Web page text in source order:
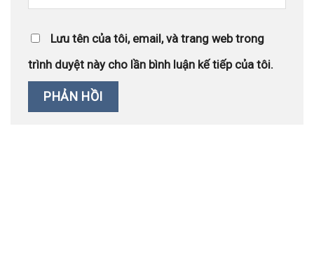
Lưu tên của tôi, email, và trang web trong
trình duyệt này cho lần bình luận kế tiếp của tôi.